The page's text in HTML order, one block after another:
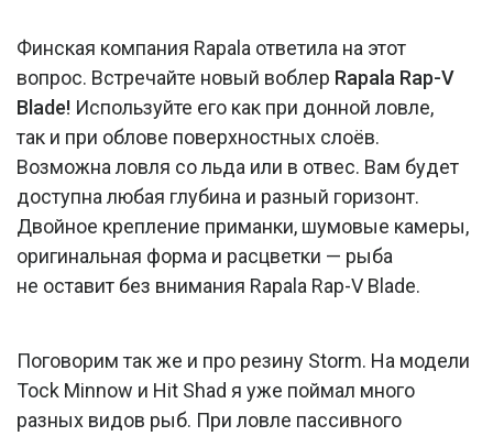
Финская компания Rapala ответила на этот
вопрос. Встречайте новый воблер Rapala Rap-V
Blade! Используйте его как при донной ловле,
так и при облове поверхностных слоёв.
Возможна ловля со льда или в отвес. Вам будет
доступна любая глубина и разный горизонт.
Двойное крепление приманки, шумовые камеры,
оригинальная форма и расцветки — рыба
не оставит без внимания Rapala Rap-V Blade.
Поговорим так же и про резину Storm. На модели
Tock Minnow и Hit Shad я уже поймал много
разных видов рыб. При ловле пассивного